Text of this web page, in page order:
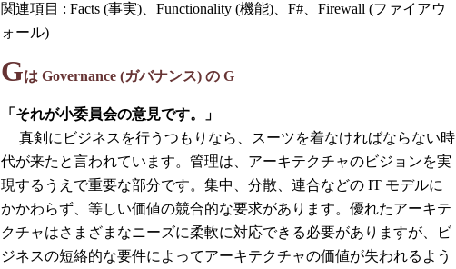
関連項目 : Facts (事実)、Functionality (機能)、F#、Firewall (ファイアウ
ォール)
Gは Governance (ガバナンス) の G
「それが小委員会の意見です。」
真剣にビジネスを行うつもりなら、スーツを着なければならない時
代が来たと言われています。管理は、アーキテクチャのビジョンを実
現するうえで重要な部分です。集中、分散、連合などの IT モデルに
かかわらず、等しい価値の競合的な要求があります。優れたアーキテ
クチャはさまざまなニーズに柔軟に対応できる必要がありますが、ビ
ジネスの短絡的な要件によってアーキテクチャの価値が失われるよう